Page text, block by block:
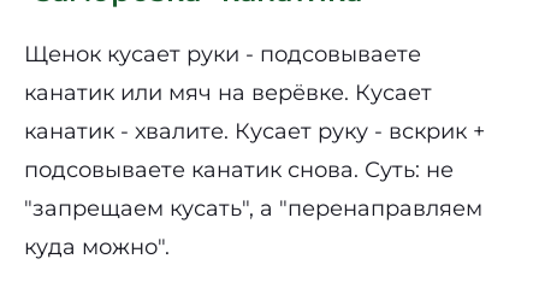
Щенок кусает руки - подсовываете
канатик или мяч на верёвке. Кусает
канатик - хвалите. Кусает руку - вскрик +
подсовываете канатик снова. Суть: не
"запрещаем кусать", а "перенаправляем
куда можно".